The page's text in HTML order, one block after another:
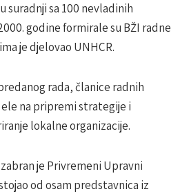
suradnji sa 100 nevladinih
godine formirale su BŽI radne
je djelovao UNHCR.
rada, članice radnih
na pripremi strategije i
lokalne organizacije.
je Privremeni Upravni
od osam predstavnica iz